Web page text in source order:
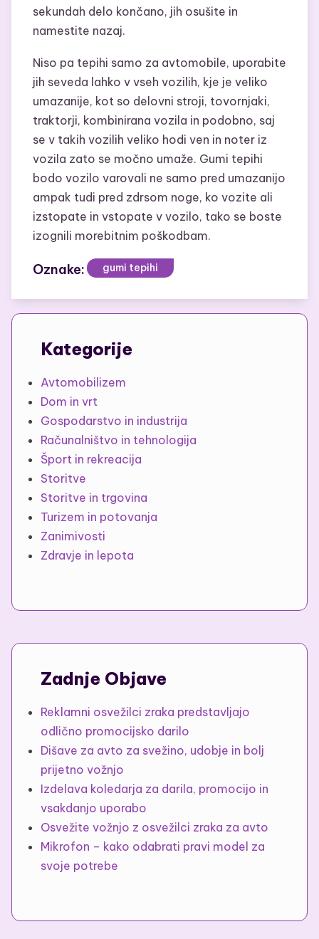
sekundah delo končano, jih osušite in
namestite nazaj.
Niso pa tepihi samo za avtomobile, uporabite
jih seveda lahko v vseh vozilih, kje je veliko
umazanije, kot so delovni stroji, tovornjaki,
traktorji, kombinirana vozila in podobno, saj
se v takih vozilih veliko hodi ven in noter iz
vozila zato se močno umaže. Gumi tepihi
bodo vozilo varovali ne samo pred umazanijo
ampak tudi pred zdrsom noge, ko vozite ali
izstopate in vstopate v vozilo, tako se boste
izognili morebitnim poškodbam.
Oznake: gumi tepihi
Kategorije
Avtomobilizem
Dom in vrt
Gospodarstvo in industrija
Računalništvo in tehnologija
Šport in rekreacija
Storitve
Storitve in trgovina
Turizem in potovanja
Zanimivosti
Zdravje in lepota
Zadnje Objave
Reklamni osvežilci zraka predstavljajo
odlično promocijsko darilo
Dišave za avto za svežino, udobje in bolj
prijetno vožnjo
Izdelava koledarja za darila, promocijo in
vsakdanjo uporabo
Osvežite vožnjo z osvežilci zraka za avto
Mikrofon – kako odabrati pravi model za
svoje potrebe